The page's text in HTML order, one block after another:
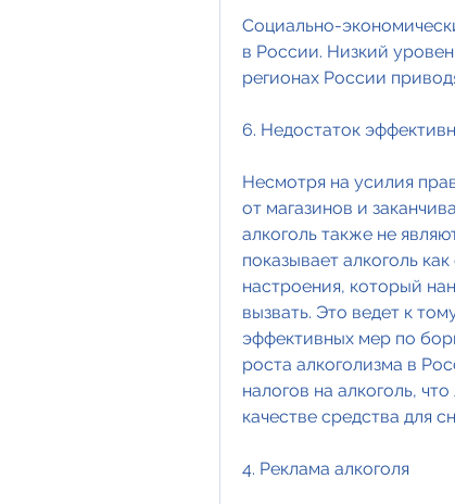
Социально-
в России. Низкий
регионах России
6. Недостаток
Несмотря на усилия
от магазинов и
алкоголь также не
показывает алкоголь
настроения, который
вызвать. Это ведет к
эффективных мер по
роста алкоголизма в
налогов на алкоголь,
качестве средства для
4. Реклама алкоголя